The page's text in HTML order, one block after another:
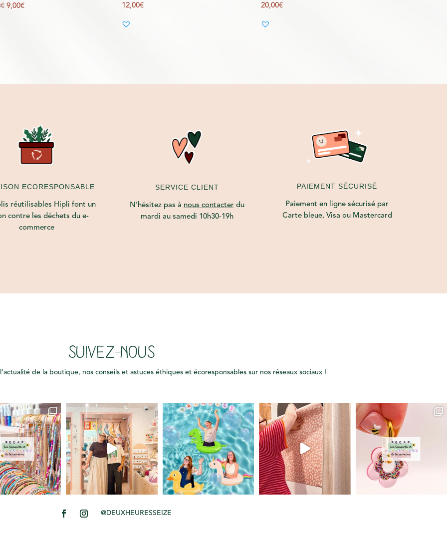
€ Le
9,00€Le
12,00€ 20,00€
ECORESPONSABLE
réutilisables Hipli font un
contre les déchets du e-
commerce
SERVICE CLIENT
N’hésitez pas à nous contacter du
mardi au samedi 10h30-19h
PAIEMENT SÉCURISÉ
Paiement en ligne sécurisé par
Carte bleue, Visa ou Mastercard
SUIVEZ-NOUS
de la boutique, nos conseils et astuces éthiques et écoresponsables sur nos réseaux sociaux !
@DEUXHEURESSEIZE